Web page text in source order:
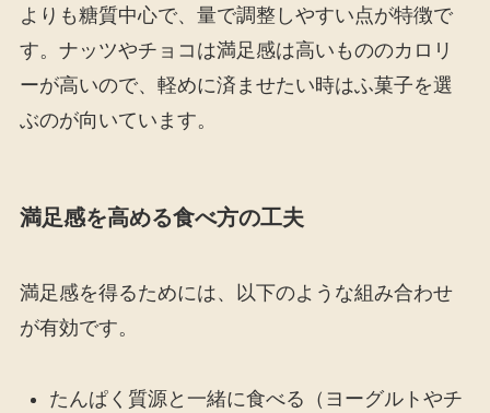
よりも糖質中心で、量で調整しやすい点が特徴で
す。ナッツやチョコは満足感は高いもののカロリ
ーが高いので、軽めに済ませたい時はふ菓子を選
ぶのが向いています。
満足感を高める食べ方の工夫
満足感を得るためには、以下のような組み合わせ
が有効です。
たんぱく質源と一緒に食べる（ヨーグルトやチ